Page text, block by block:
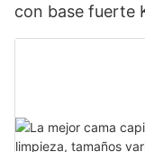
con base fuerte